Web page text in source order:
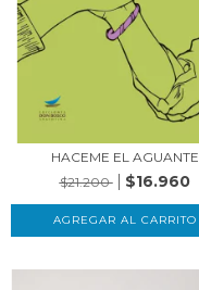
HACEME EL AGUANTE
$21.200
$16.960